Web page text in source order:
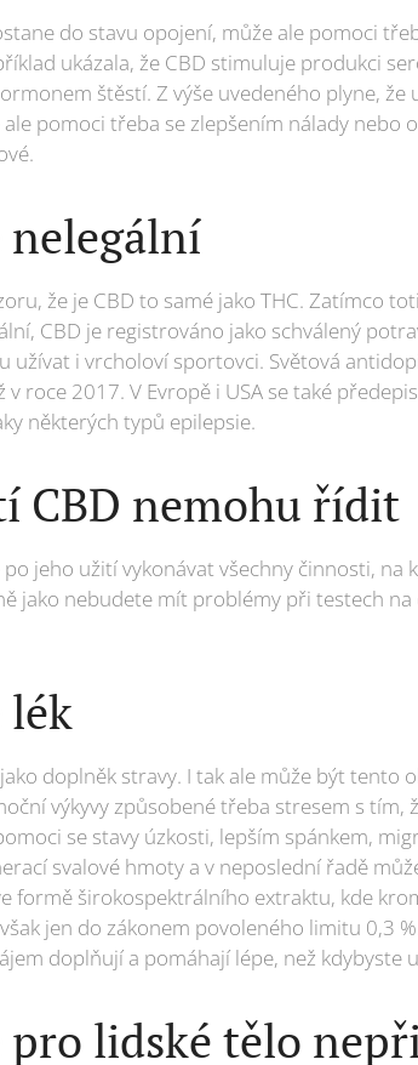
do stavu opojení, může ale pomoci
ukázala, že CBD stimuluje produkci
štěstí. Z výše uvedeného plyne, že
pomoci třeba se zlepšením nálady nebo
nelegální
že je CBD to samé jako THC. Zatímco
CBD je registrováno jako schválený
užívat i vrcholoví sportovci. Světová
roce 2017. V Evropě i USA se také
některých typů epilepsie.
CBD nemohu řídit
jeho užití vykonávat všechny činnosti, na
jako nebudete mít problémy při testech
lék
doplněk stravy. I tak ale může být tento
výkyvy způsobené třeba stresem s tím,
se stavy úzkosti, lepším spánkem,
svalové hmoty a v neposlední řadě
formě širokospektrálního extraktu, kde
jen do zákonem povoleného limitu 0,3
doplňují a pomáhají lépe, než kdybyste
pro lidské tělo